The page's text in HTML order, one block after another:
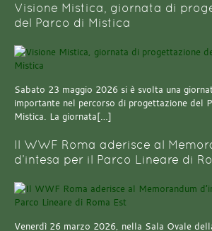
Visione Mistica, giornata di
del Parco di Mistica
Sabato 23 maggio 2026 si è svolta una
importante nel percorso di progettazione del
Mistica. La giornata[…]
Il WWF Roma aderisce al
d’intesa per il Parco Lineare di
Venerdì 26 marzo 2026, nella Sala Ovale